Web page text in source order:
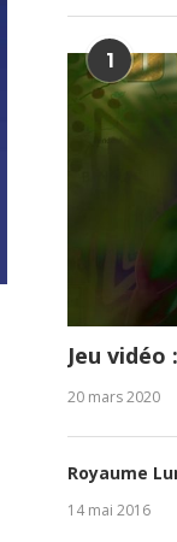
1
Jeu
20 mars 2020
Royaume
14 mai 2016